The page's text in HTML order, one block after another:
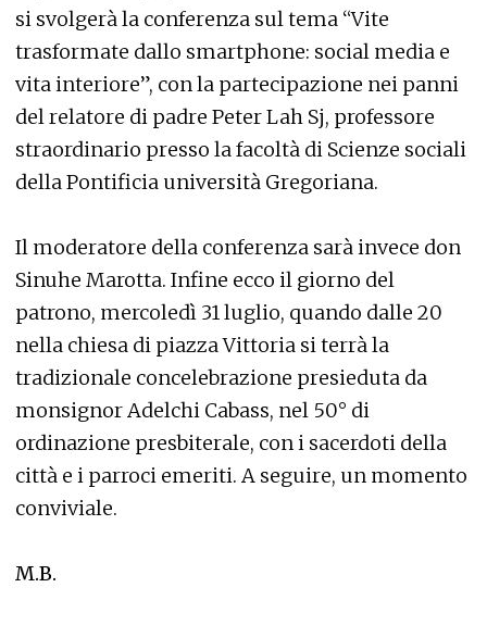
si svolgerà la conferenza sul tema “Vite
trasformate dallo smartphone: social media e
vita interiore”, con la partecipazione nei panni
del relatore di padre Peter Lah Sj, professore
straordinario presso la facoltà di Scienze sociali
della Pontificia università Gregoriana.
Il moderatore della conferenza sarà invece don
Sinuhe Marotta. Infine ecco il giorno del
patrono, mercoledì 31 luglio, quando dalle 20
nella chiesa di piazza Vittoria si terrà la
tradizionale concelebrazione presieduta da
monsignor Adelchi Cabass, nel 50° di
ordinazione presbiterale, con i sacerdoti della
città e i parroci emeriti. A seguire, un momento
conviviale.
M.B.